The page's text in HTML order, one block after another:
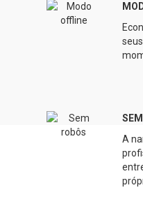
A